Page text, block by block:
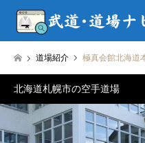
道場紹介 極真会館北海道
北海道札幌市の空手道場